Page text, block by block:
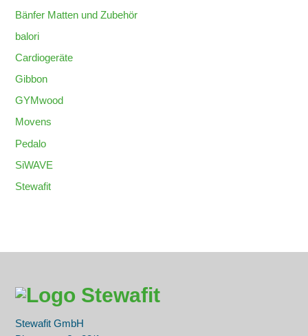
Bänfer Matten und Zubehör
balori
Cardiogeräte
Gibbon
GYMwood
Movens
Pedalo
SiWAVE
Stewafit
Stewafit GmbH